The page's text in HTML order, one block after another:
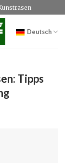
Deutsch
Tipps